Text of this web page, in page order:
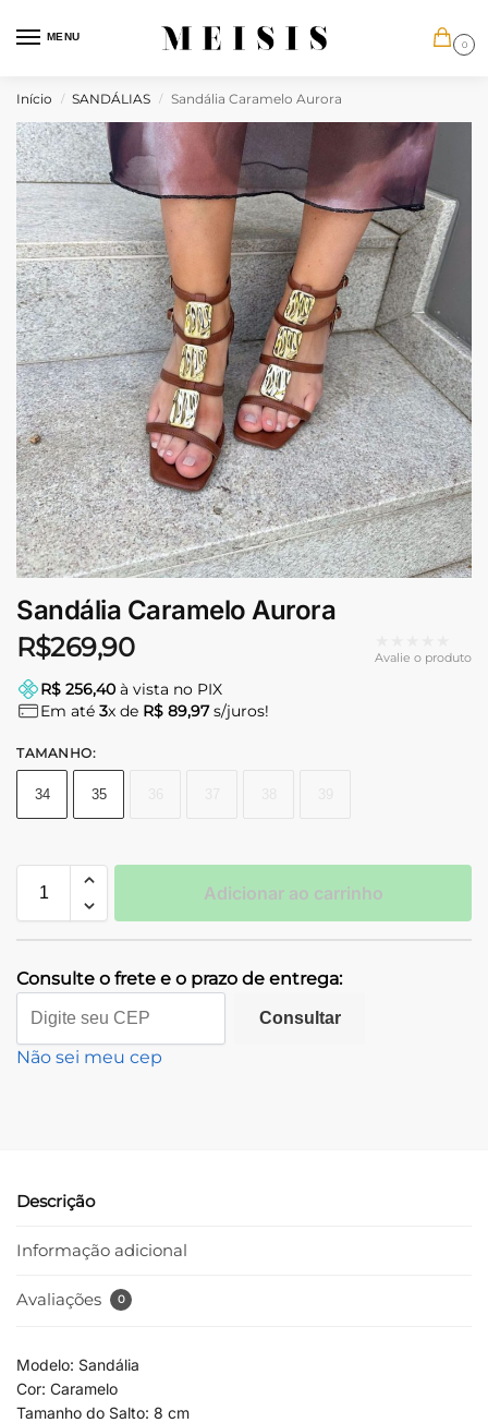
MENU
0
Início / SANDÁLIAS / Sandália Caramelo Aurora
Sandália Caramelo Aurora
R$269,90 Avalie o produto
R$ 256,40 à vista no PIX
Em até 3x de R$ 89,97s/juros!
TAMANHO:
34 35
Adicionar ao carrinho
Consulte o frete e o prazo de entrega:
Consultar
Não sei meu cep
Descrição
Informação adicional
Avaliações 0
Modelo: Sandália
Cor: Caramelo
Tamanho do Salto: 8 cm